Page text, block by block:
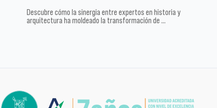
Descubre cómo la sinergia entre expertos en historia y
arquitectura ha moldeado la transformación de …